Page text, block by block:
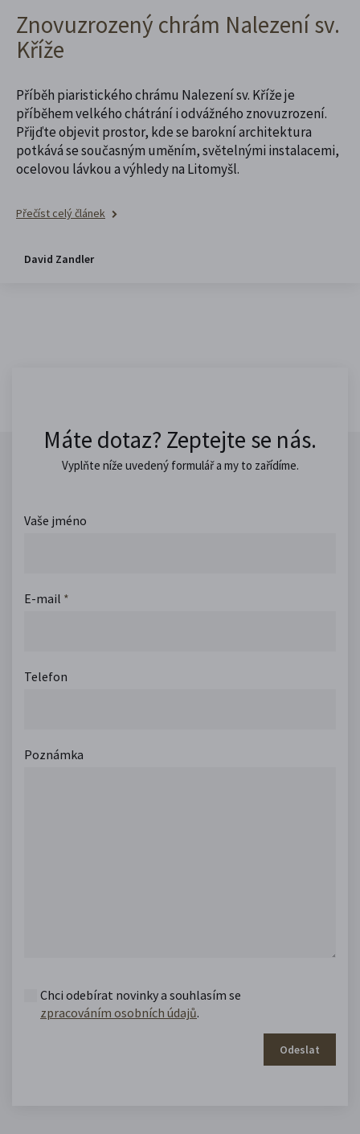
Znovuzrozený chrám Nalezení sv.
Kříže
Příběh piaristického chrámu Nalezení sv. Kříže je
příběhem velkého chátrání i odvážného znovuzrození.
Přijďte objevit prostor, kde se barokní architektura
potkává se současným uměním, světelnými instalacemi,
ocelovou lávkou a výhledy na Litomyšl.
Přečíst celý článek
David Zandler
Máte dotaz? Zeptejte se nás.
Vyplňte níže uvedený formulář a my to zařídíme.
Vaše jméno
E-mail *
Telefon
Poznámka
Chci odebírat novinky a souhlasím se
zpracováním osobních údajů.
Odeslat